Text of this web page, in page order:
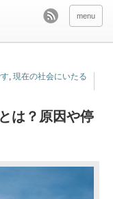
menu
, 現在の社会にいたる
は？原因や停